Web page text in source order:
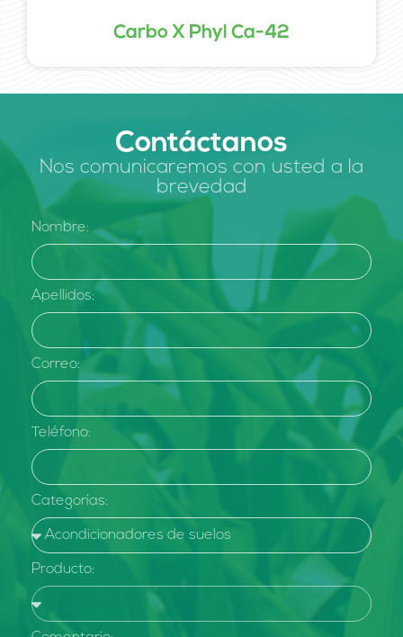
Carbo X Phyl Ca-42
Contáctanos
Nos comunicaremos con usted a la
brevedad
Nombre:
Apellidos:
Correo:
Teléfono:
Categorías:
Producto: